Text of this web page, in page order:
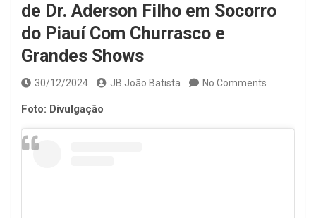
de Dr. Aderson Filho em Socorro
do Piauí Com Churrasco e
Grandes Shows
30/12/2024 JB João Batista No Comments
Foto: Divulgação